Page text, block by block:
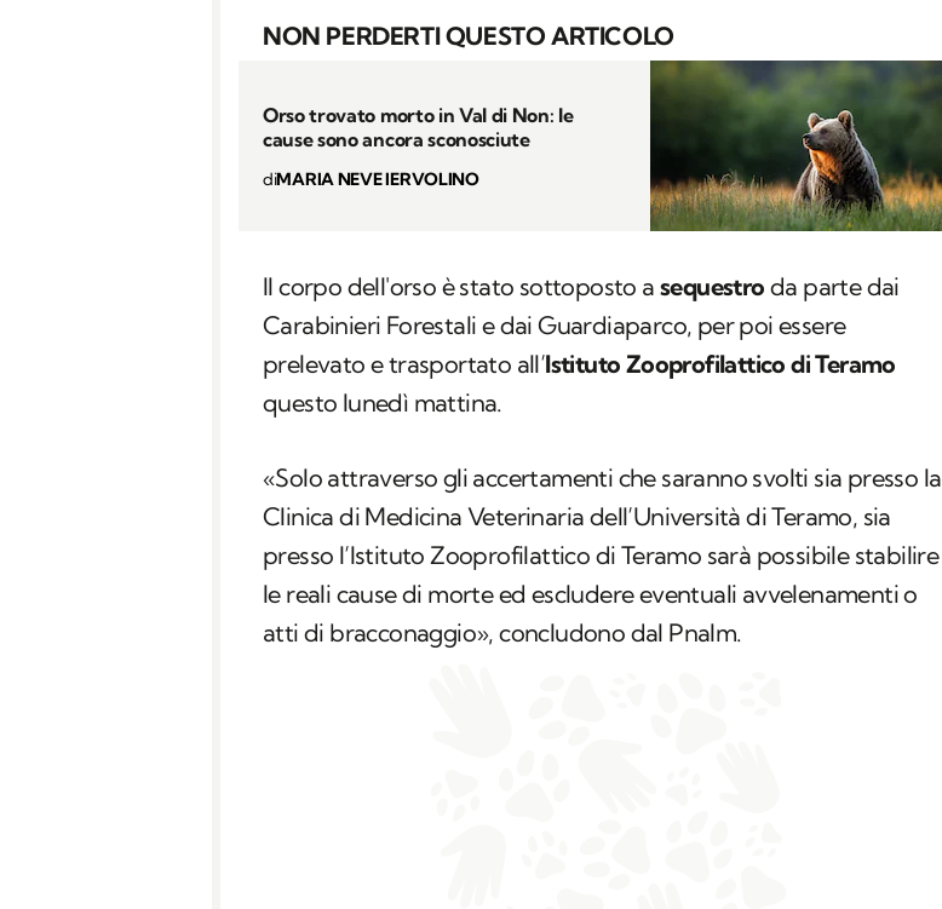
NON PERDERTI QUESTO ARTICOLO
Orso trovato morto in Val di Non: le
cause sono ancora sconosciute
diMARIA NEVE IERVOLINO
Il corpo dell'orso è stato sottoposto a sequestro da parte dai
Carabinieri Forestali e dai Guardiaparco, per poi essere
prelevato e trasportato all’Istituto Zooprofilattico di Teramo
questo lunedì mattina.
«Solo attraverso gli accertamenti che saranno svolti sia presso la
Clinica di Medicina Veterinaria dell’Università di Teramo, sia
presso l’Istituto Zooprofilattico di Teramo sarà possibile stabilire
le reali cause di morte ed escludere eventuali avvelenamenti o
atti di bracconaggio», concludono dal Pnalm.